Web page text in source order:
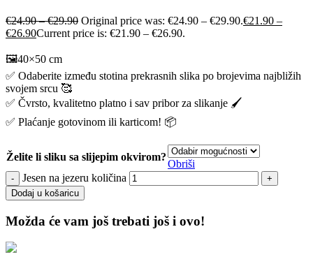
€24.90–€29.90 Original price was: €24.90 – €29.90.€21.90 –
€26.90Current price is: €21.90 – €26.90.
🖼️40×50 cm
✅ Odaberite između stotina prekrasnih slika po brojevima najbližih
svojem srcu 🥰
✅ Čvrsto, kvalitetno platno i sav pribor za slikanje 🖌️
✅ Plaćanje gotovinom ili karticom! 📦
Želite li sliku sa slijepim okvirom?
Obriši
Jesen na jezeru količina
Dodaj u košaricu
Možda će vam još trebati još i ovo!